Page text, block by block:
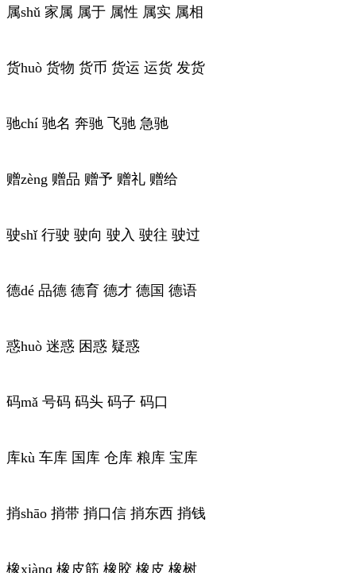
属shǔ 家属 属于 属性 属实 属相
货huò 货物 货币 货运 运货 发货
驰chí 驰名 奔驰 飞驰 急驰
赠zèng 赠品 赠予 赠礼 赠给
驶shǐ 行驶 驶向 驶入 驶往 驶过
德dé 品德 德育 德才 德国 德语
惑huò 迷惑 困惑 疑惑
码mǎ 号码 码头 码子 码口
库kù 车库 国库 仓库 粮库 宝库
捎shāo 捎带 捎口信 捎东西 捎钱
橡xiànɡ 橡皮筋 橡胶 橡皮 橡树